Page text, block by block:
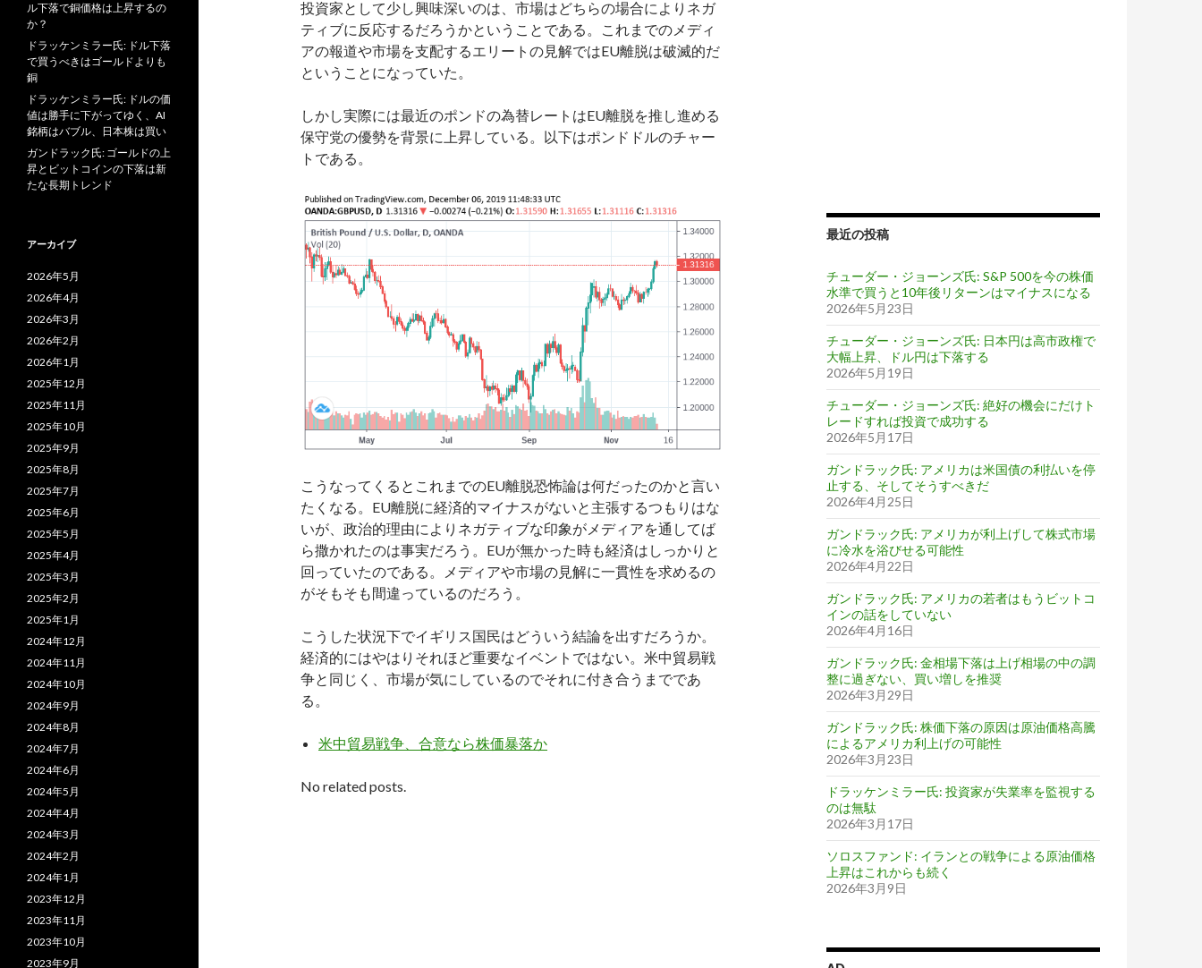
投資家として少し興味深いのは、市場はどちらの場合によりネガ
ティブに反応するだろうかということである。これまでのメディ
アの報道や市場を支配するエリートの見解ではEU離脱は破滅的だ
ということになっていた。
しかし実際には最近のポンドの為替レートはEU離脱を推し進める
保守党の優勢を背景に上昇している。以下はポンドドルのチャー
トである。
こうなってくるとこれまでのEU離脱恐怖論は何だったのかと言い
たくなる。EU離脱に経済的マイナスがないと主張するつもりはな
いが、政治的理由によりネガティブな印象がメディアを通してば
ら撒かれたのは事実だろう。EUが無かった時も経済はしっかりと
回っていたのである。メディアや市場の見解に一貫性を求めるの
がそもそも間違っているのだろう。
こうした状況下でイギリス国民はどういう結論を出すだろうか。
経済的にはやはりそれほど重要なイベントではない。米中貿易戦
争と同じく、市場が気にしているのでそれに付き合うまでであ
る。
米中貿易戦争、合意なら株価暴落か
No related posts.
最近の投稿
チューダー・ジョーンズ氏: S&P 500を今の株価
水準で買うと10年後リターンはマイナスになる
2026年5月23日
チューダー・ジョーンズ氏: 日本円は高市政権で
大幅上昇、ドル円は下落する
2026年5月19日
チューダー・ジョーンズ氏: 絶好の機会にだけト
レードすれば投資で成功する
2026年5月17日
ガンドラック氏: アメリカは米国債の利払いを停
止する、そしてそうすべきだ
2026年4月25日
ガンドラック氏: アメリカが利上げして株式市場
に冷水を浴びせる可能性
2026年4月22日
ガンドラック氏: アメリカの若者はもうビットコ
インの話をしていない
2026年4月16日
ガンドラック氏: 金相場下落は上げ相場の中の調
整に過ぎない、買い増しを推奨
2026年3月29日
ガンドラック氏: 株価下落の原因は原油価格高騰
によるアメリカ利上げの可能性
2026年3月23日
ドラッケンミラー氏: 投資家が失業率を監視する
のは無駄
2026年3月17日
ソロスファンド: イランとの戦争による原油価格
上昇はこれからも続く
2026年3月9日
ル下落で銅価格は上昇するの
か？
ドラッケンミラー氏: ドル下落
で買うべきはゴールドよりも
銅
ドラッケンミラー氏: ドルの価
値は勝手に下がってゆく、AI
銘柄はバブル、日本株は買い
ガンドラック氏: ゴールドの上
昇とビットコインの下落は新
たな長期トレンド
アーカイブ
2026年5月
2026年4月
2026年3月
2026年2月
2026年1月
2025年12月
2025年11月
2025年10月
2025年9月
2025年8月
2025年7月
2025年6月
2025年5月
2025年4月
2025年3月
2025年2月
2025年1月
2024年12月
2024年11月
2024年10月
2024年9月
2024年8月
2024年7月
2024年6月
2024年5月
2024年4月
2024年3月
2024年2月
2024年1月
2023年12月
2023年11月
2023年10月
2023年9月